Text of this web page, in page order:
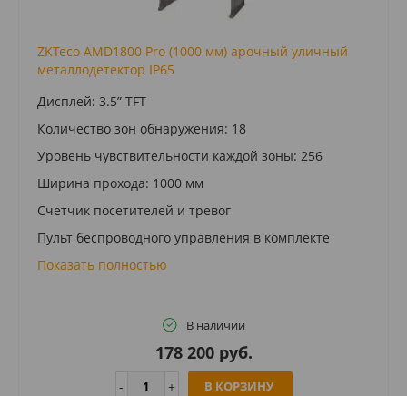
ZKTeco AMD1800 Pro (1000 мм) арочный уличный
металлодетектор IP65
Дисплей: 3.5” TFT
Количество зон обнаружения: 18
Уровень чувствительности каждой зоны: 256
Ширина прохода: 1000 мм
Счетчик посетителей и тревог
Пульт беспроводного управления в комплекте
Показать полностью
В наличии
178 200 руб.
В КОРЗИНУ